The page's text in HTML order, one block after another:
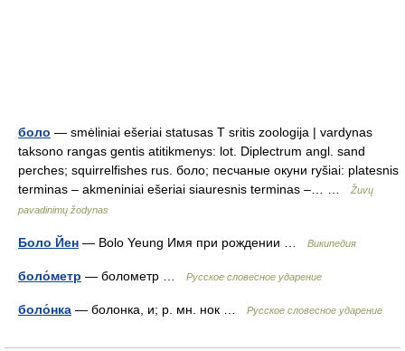
боло — smėliniai ešeriai statusas T sritis zoologija | vardynas
taksono rangas gentis atitikmenys: lot. Diplectrum angl. sand
perches; squirrelfishes rus. боло; песчаные окуни ryšiai: platesnis
terminas – akmeniniai ešeriai siauresnis terminas –… …
Žuvų
pavadinimų žodynas
Боло Йен — Bolo Yeung Имя при рождении … Википедия
боло́метр — болометр … Русское словесное ударение
боло́нка — болонка, и; р. мн. нок … Русское словесное ударение